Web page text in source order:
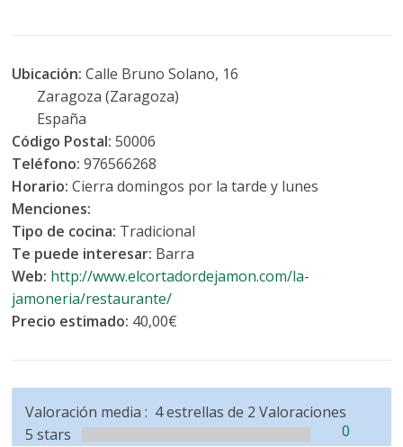
Ubicación:Calle Bruno Solano, 16
Zaragoza (Zaragoza)
España
Código Postal:50006
Teléfono:976566268
Horario:Cierra domingos por la tarde y lunes
Menciones:
Tipo de cocina: Tradicional
Te puede interesar: Barra
Web: http://www.elcortadordejamon.com/la-
jamoneria/restaurante/
Precio estimado: 40,00€
Valoración media :
5 stars
0
4estrellas de 2 Valoraciones